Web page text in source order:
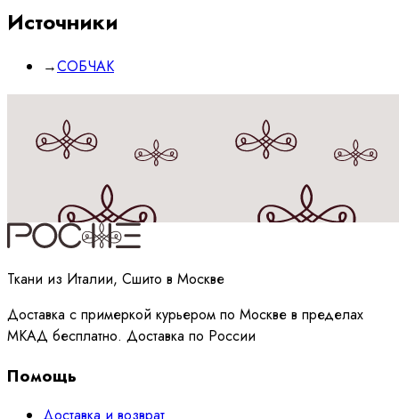
Источники
→СОБЧАК
Принимаюполитикуобработки данных
Ткани из Италии, Сшито в Москве
Доставка с примеркой курьером по Москве в пределах
МКАД бесплатно. Доставка по России
Помощь